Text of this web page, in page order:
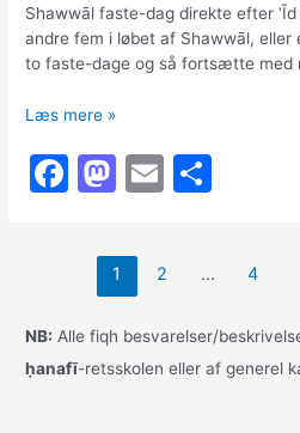
Shawwāl faste-dag direkte efter
andre fem i løbet af Shawwāl,
to faste-dage og så fortsætte med
Hvornår
de
seks
Læs mere »
F
b
o
M
st
o
d
o
E
l
e
Indlægsinddeling
1 2 … 4
NB: Alle fiqh besvarelser/
ḥanafī-retsskolen eller af generel